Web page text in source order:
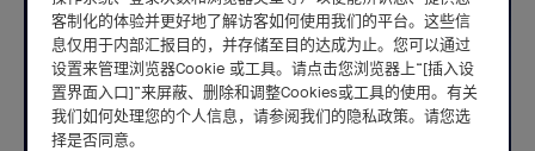
客制化的体验并更好地了解访客如何使用我们的平台。这些信
息仅用于内部汇报目的，并存储至目的达成为止。您可以通过
设置来管理浏览器Cookie 或工具。请点击您浏览器上“[插入设
置界面入口]”来屏蔽、删除和调整Cookies或工具的使用。有关
我们如何处理您的个人信息，请参阅我们的隐私政策。请您选
择是否同意。